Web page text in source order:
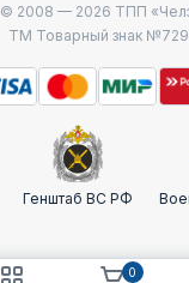
© 2008 — 2026 ТПП
ТМ Товарный знак
Генштаб ВС РФ
0